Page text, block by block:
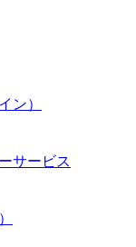
ン）
サービス